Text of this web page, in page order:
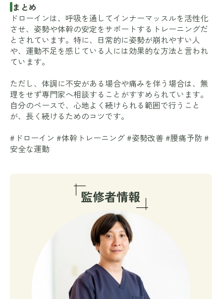
まとめ
ドローインは、呼吸を通してインナーマッスルを活性化
させ、姿勢や体幹の安定をサポートするトレーニングだ
とされています。特に、日常的に姿勢が崩れやすい人
や、運動不足を感じている人には効果的な方法と言われ
ています。
ただし、体調に不安がある場合や痛みを伴う場合は、無
理をせず専門家へ相談することがすすめられています。
自分のペースで、心地よく続けられる範囲で行うこと
が、長く続けるためのコツです。
#ドローイン #体幹トレーニング #姿勢改善 #腰痛予防 #
安全な運動